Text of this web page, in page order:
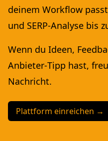
deinem Workflow
und SERP‑Analyse bis
Wenn du Ideen,
Anbieter‑Tipp hast,
Nachricht.
Plattform einreichen →